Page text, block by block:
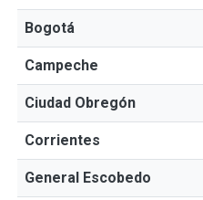
Bogotá
Campeche
Ciudad Obregón
Corrientes
General Escobedo